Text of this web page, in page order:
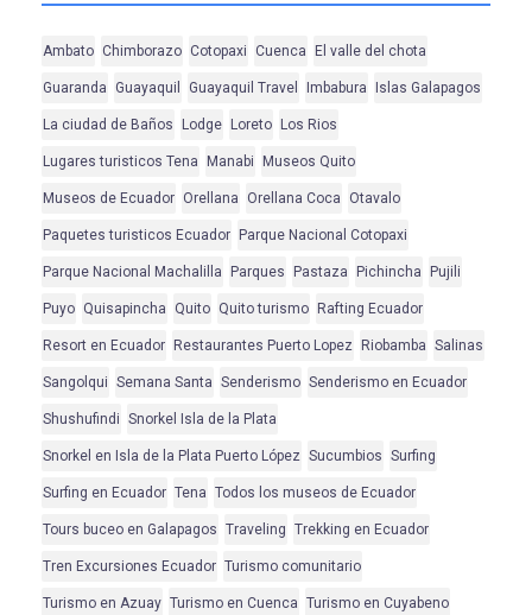
Ambato Chimborazo Cotopaxi Cuenca El valle del chota
Guaranda Guayaquil Guayaquil Travel Imbabura Islas Galapagos
La ciudad de Baños Lodge Loreto Los Rios
Lugares turisticos Tena Manabi Museos Quito
Museos de Ecuador Orellana Orellana Coca Otavalo
Paquetes turisticos Ecuador Parque Nacional Cotopaxi
Parque Nacional Machalilla Parques Pastaza Pichincha Pujili
Puyo Quisapincha Quito Quito turismo Rafting Ecuador
Resort en Ecuador Restaurantes Puerto Lopez Riobamba Salinas
Sangolqui Semana Santa Senderismo Senderismo en Ecuador
Shushufindi Snorkel Isla de la Plata
Snorkel en Isla de la Plata Puerto López Sucumbios Surfing
Surfing en Ecuador Tena Todos los museos de Ecuador
Tours buceo en Galapagos Traveling Trekking en Ecuador
Tren Excursiones Ecuador Turismo comunitario
Turismo en Azuay Turismo en Cuenca Turismo en Cuyabeno